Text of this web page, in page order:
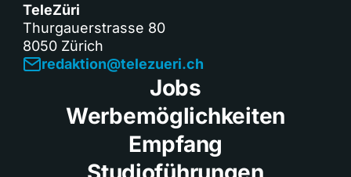
TeleZüri
Thurgauerstrasse 80
8050 Zürich
redaktion@telezueri.ch
Jobs
Werbemöglichkeiten
Empfang